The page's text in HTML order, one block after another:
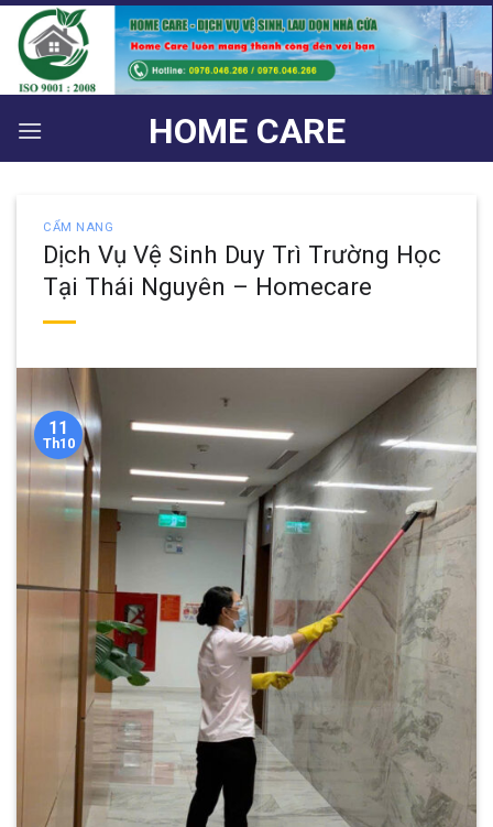
Bỏ
qua
nội
dung
HOME CARE
CẨM NANG
Dịch Vụ Vệ Sinh Duy Trì Trường Học
Tại Thái Nguyên – Homecare
11
Th10